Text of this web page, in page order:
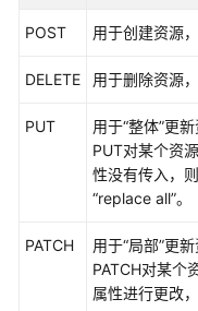
用
指
明
POST 用于创建资源
DELETE 用于删除资源
PUT
用于“整体”更
PUT对某个资
性没有传入，
“replace all”。
PATCH
用于“局部”更
PATCH对某个
属性进行更改